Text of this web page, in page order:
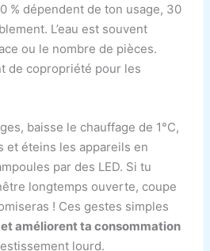
% dépendent de ton usage, 30
L’eau est souvent
ou le nombre de pièces.
de copropriété pour les
baisse le chauffage de 1°C,
et éteins les appareils en
par des LED. Si tu
longtemps ouverte, coupe
! Ces gestes simples
améliorent ta consommation
lourd.